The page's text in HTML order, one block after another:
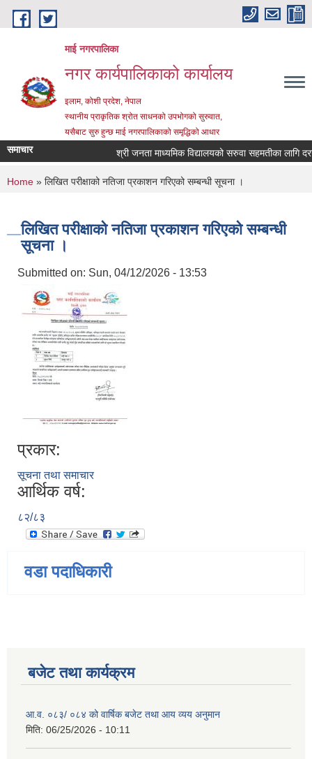
Skip to main content
माई नगरपालिका
नगर कार्यपालिकाको कार्यालय
इलाम, कोशी प्रदेश, नेपाल
स्थानीय प्राकृतिक श्रोत साधनको उपभोगको सुरुवात,
यसैबाट सुरु हुन्छ माई नगरपालिकाको समृद्धिको आधार
समाचार श्री जनता माध्यमिक विद्यालयको सरुवा सहमतीका लागि
You are here
Home » लिखित परीक्षाको नतिजा प्रकाशन गरिएको सम्बन्धी सूचना ।
लिखित परीक्षाको नतिजा प्रकाशन गरिएको सम्बन्धी
सूचना ।
Submitted on: Sun, 04/12/2026 - 13:53
प्रकार:
सूचना तथा समाचार
आर्थिक वर्ष:
८२/८३
वडा पदाधिकारी
बजेट तथा कार्यक्रम
आ.व. ०८३/ ०८४ को वार्षिक बजेट तथा आय व्यय अनुमान
मिति: 06/25/2026 - 10:11